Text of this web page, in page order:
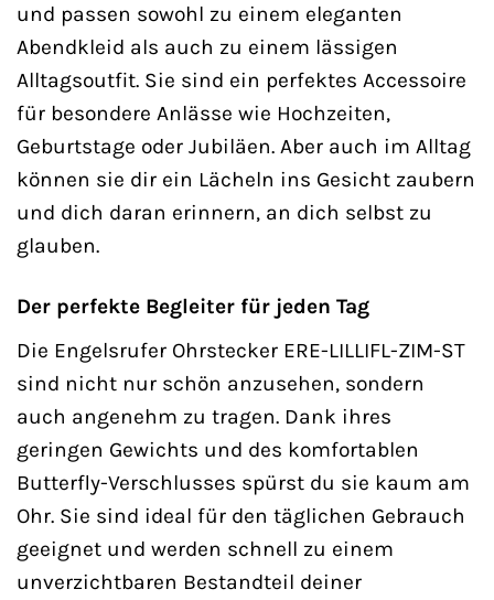
und passen sowohl zu einem eleganten
Abendkleid als auch zu einem lässigen
Alltagsoutfit. Sie sind ein perfektes Accessoire
für besondere Anlässe wie Hochzeiten,
Geburtstage oder Jubiläen. Aber auch im Alltag
können sie dir ein Lächeln ins Gesicht zaubern
und dich daran erinnern, an dich selbst zu
glauben.
Der perfekte Begleiter für jeden Tag
Die Engelsrufer Ohrstecker ERE-LILLIFL-ZIM-ST
sind nicht nur schön anzusehen, sondern
auch angenehm zu tragen. Dank ihres
geringen Gewichts und des komfortablen
Butterfly-Verschlusses spürst du sie kaum am
Ohr. Sie sind ideal für den täglichen Gebrauch
geeignet und werden schnell zu einem
unverzichtbaren Bestandteil deiner